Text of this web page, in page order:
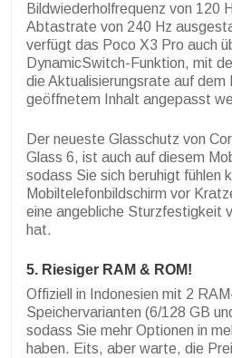
Bildwiederholfrequenz von 120
Abtastrate von 240 Hz
verfügt das Poco X3 Pro auch
DynamicSwitch-Funktion, mit
die Aktualisierungsrate auf dem
geöffnetem Inhalt angepasst
Der neueste Glasschutz von
Glass 6, ist auch auf diesem
sodass Sie sich beruhigt fühlen
Mobiltelefonbildschirm vor
eine angebliche Sturzfestigkeit
hat.
5. Riesiger RAM & ROM!
Offiziell in Indonesien mit 2
Speichervarianten (6/128 GB
sodass Sie mehr Optionen in
haben. Eits, aber warte, die